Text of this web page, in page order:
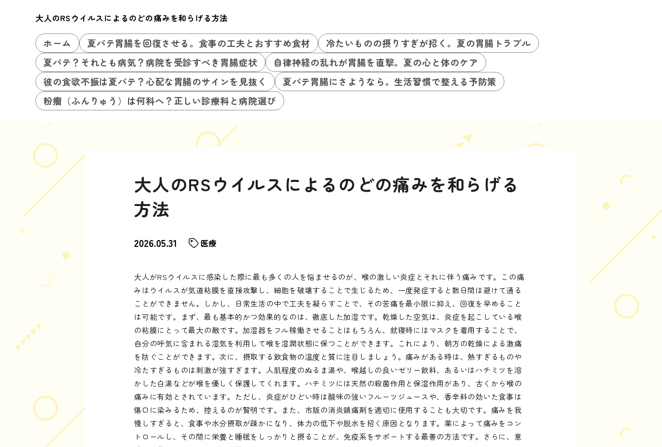
大人のRSウイルスによるのどの痛みを和らげる方法
ホーム 夏バテ胃腸を回復させる。食事の工夫とおすすめ食材
冷たいものの摂りすぎが招く。夏の胃腸トラブル
夏バテ？それとも病気？病院を受診すべき胃腸症状
自律神経の乱れが胃腸を直撃。夏の心と体のケア
彼の食欲不振は夏バテ？心配な胃腸のサインを見抜く
夏バテ胃腸にさようなら。生活習慣で整える予防策
粉瘤（ふんりゅう）は何科へ？正しい診療科と病院選び
大人のRSウイルスによるのどの痛みを和らげる
方法
2026.05.31 医療
大人がRSウイルスに感染した際に最も多くの人を悩ませるのが、喉の激しい炎症とそれに伴う痛みです。この痛
みはウイルスが気道粘膜を直接攻撃し、細胞を破壊することで生じるため、一度発症すると数日間は避けて通る
ことができません。しかし、日常生活の中で工夫を凝らすことで、その苦痛を最小限に抑え、回復を早めること
は可能です。まず、最も基本的かつ効果的なのは、徹底した加湿です。乾燥した空気は、炎症を起こしている喉
の粘膜にとって最大の敵です。加湿器をフル稼働させることはもちろん、就寝時にはマスクを着用することで、
自分の呼気に含まれる湿気を利用して喉を湿潤状態に保つことができます。これにより、朝方の乾燥による激痛
を防ぐことができます。次に、摂取する飲食物の温度と質に注目しましょう。痛みがある時は、熱すぎるものや
冷たすぎるものは刺激が強すぎます。人肌程度のぬるま湯や、喉越しの良いゼリー飲料、あるいはハチミツを溶
かした白湯などが喉を優しく保護してくれます。ハチミツには天然の殺菌作用と保湿作用があり、古くから喉の
痛みに有効とされています。ただし、炎症がひどい時は酸味の強いフルーツジュースや、香辛料の効いた食事は
傷口に染みるため、控えるのが賢明です。また、市販の消炎鎮痛剤を適切に使用することも大切です。痛みを我
慢しすぎると、食事や水分摂取が疎かになり、体力の低下や脱水を招く原因となります。薬によって痛みをコン
トロールし、その間に栄養と睡眠をしっかりと摂ることが、免疫系をサポートする最善の方法です。さらに、意